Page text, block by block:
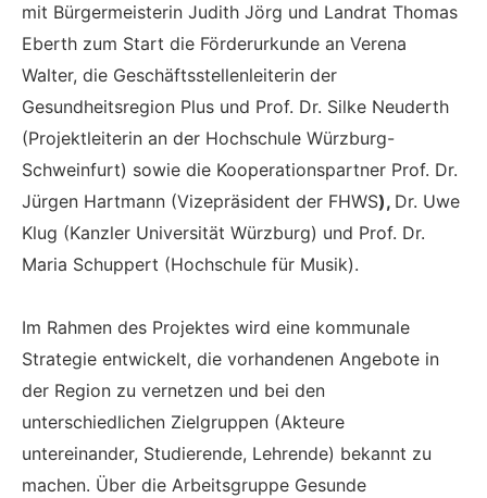
mit Bürgermeisterin Judith Jörg und Landrat Thomas
Eberth zum Start die Förderurkunde an Verena
Walter, die Geschäftsstellenleiterin der
Gesundheitsregion Plus und Prof. Dr. Silke Neuderth
(Projektleiterin an der Hochschule Würzburg-
Schweinfurt) sowie die Kooperationspartner Prof. Dr.
Jürgen Hartmann (Vizepräsident der FHWS), Dr. Uwe
Klug (Kanzler Universität Würzburg) und Prof. Dr.
Maria Schuppert (Hochschule für Musik).
Im Rahmen des Projektes wird eine kommunale
Strategie entwickelt, die vorhandenen Angebote in
der Region zu vernetzen und bei den
unterschiedlichen Zielgruppen (Akteure
untereinander, Studierende, Lehrende) bekannt zu
machen. Über die Arbeitsgruppe Gesunde